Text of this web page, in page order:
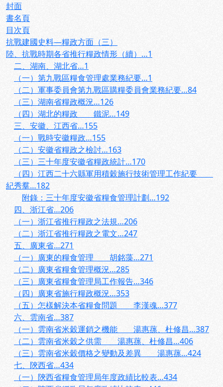
封面
書名頁
目次頁
抗戰建國史料—糧政方面（三）
陸、抗戰時期各省推行糧政情形（續）…1
二、湖南、湖北省…1
（一）第九戰區糧食管理處業務紀要…1
（二）軍事委員會第九戰區購糧委員會業務紀要…84
（三）湖南省糧政概況…126
（四）湖北的糧政 鐵泥…149
三、安徽、江西省…155
（一）戰時安徽糧政…155
（二）安徽省糧政之檢討…163
（三）三十年度安徽省糧政統計…170
（四）江西二十六縣軍用積穀施行技術管理工作紀要
紀秀羣…182
附錄：三十年度安徽省糧食管理計劃…192
四、浙江省…206
（一）浙江省推行糧政之法規…206
（二）浙江省推行糧政之電文…247
五、廣東省…271
（一）廣東的糧食管理 胡銘藻…271
（二）廣東省糧食管理概況…285
（三）廣東省糧食管理局工作報告…346
（四）廣東省施行糧政概況…353
（五）怎樣解決本省糧食問題 李漢魂…377
六、雲南省…387
（一）雲南省米穀運銷之機能 湯惠蓀、杜修昌…387
（二）雲南省米穀之供需 湯惠蓀、杜修昌…406
（三）雲南省米穀價格之變動及差異 湯惠蓀…424
七、陝西省…434
（一）陝西省糧食管理局年度政績比較表…434